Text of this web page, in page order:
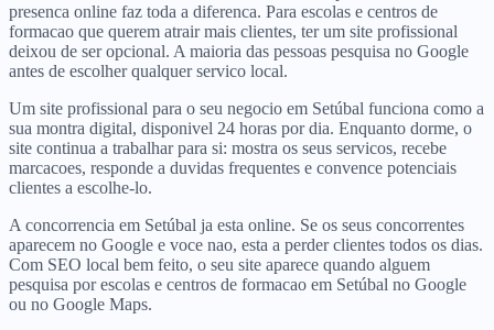
presenca online faz toda a diferenca. Para escolas e centros de
formacao que querem atrair mais clientes, ter um site profissional
deixou de ser opcional. A maioria das pessoas pesquisa no Google
antes de escolher qualquer servico local.
Um site profissional para o seu negocio em Setúbal funciona como a
sua montra digital, disponivel 24 horas por dia. Enquanto dorme, o
site continua a trabalhar para si: mostra os seus servicos, recebe
marcacoes, responde a duvidas frequentes e convence potenciais
clientes a escolhe-lo.
A concorrencia em Setúbal ja esta online. Se os seus concorrentes
aparecem no Google e voce nao, esta a perder clientes todos os dias.
Com SEO local bem feito, o seu site aparece quando alguem
pesquisa por escolas e centros de formacao em Setúbal no Google
ou no Google Maps.